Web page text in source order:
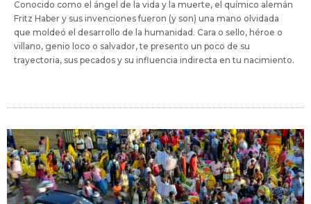
Conocido como el ángel de la vida y la muerte, el químico alemán
Fritz Haber y sus invenciones fueron (y son) una mano olvidada
que moldeó el desarrollo de la humanidad. Cara o sello, héroe o
villano, genio loco o salvador, te presento un poco de su
trayectoria, sus pecados y su influencia indirecta en tu nacimiento.